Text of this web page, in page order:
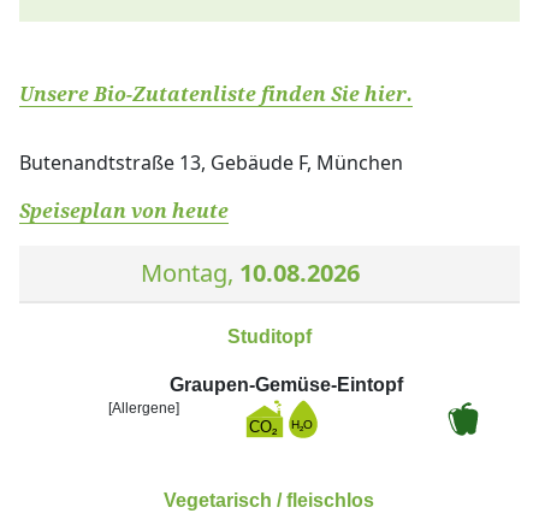
Unsere Bio-Zutatenliste finden Sie hier.
Butenandtstraße 13, Gebäude F, München
Speiseplan von heute
Montag, 10.08.2026
Studitopf
Graupen-Gemüse-Eintopf
[Allergene]
Vegetarisch / fleischlos